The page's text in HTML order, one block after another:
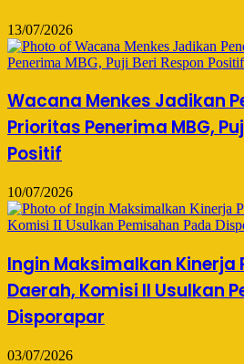
13/07/2026
Wacana Menkes Jadikan
Prioritas Penerima MBG,
Positif
10/07/2026
Ingin Maksimalkan Kinerja
Daerah, Komisi II Usulkan
Disporapar
03/07/2026